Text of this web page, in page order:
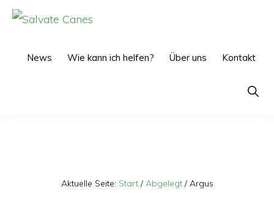
Zur
Zum
News Wie kann ich helfen? Über uns Kontakt
Show
Aktuelle Seite: Start / Abgelegt /Argus